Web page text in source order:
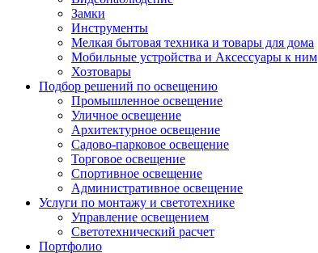
Замки
Инструменты
Мелкая бытовая техника и товары для дома
Мобильные устройства и Аксессуары к ним
Хозтовары
Подбор решений по освещению
Промышленное освещение
Уличное освещение
Архитектурное освещение
Садово-парковое освещение
Торговое освещение
Спортивное освещение
Административное освещение
Услуги по монтажу и светотехнике
Управление освещением
Светотехнический расчет
Портфолио